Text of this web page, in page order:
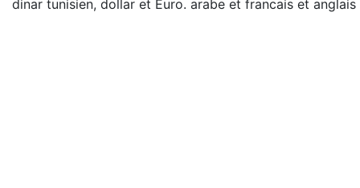
dinar tunisien, dollar et Euro. arabe et francais et anglais